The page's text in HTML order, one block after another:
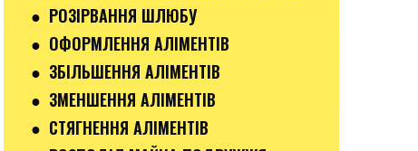
● РОЗІРВАННЯ ШЛЮБУ
● ОФОРМЛЕННЯ АЛІМЕНТІВ
● ЗБІЛЬШЕННЯ АЛІМЕНТІВ
● ЗМЕНШЕННЯ АЛІМЕНТІВ
● СТЯГНЕННЯ АЛІМЕНТІВ